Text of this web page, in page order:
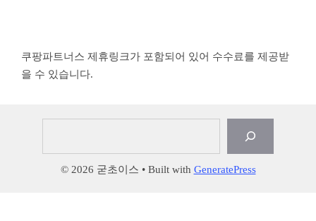
쿠팡파트너스 제휴링크가 포함되어 있어 수수료를 제공받
을 수 있습니다.
© 2026 굳초이스 • Built with GeneratePress